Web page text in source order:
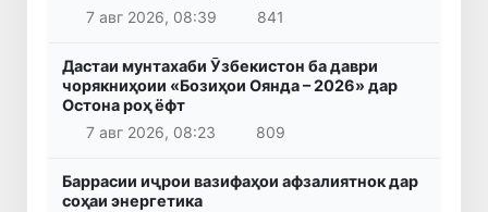
7 авг 2026, 08:39
841
Дастаи мунтахаби Ӯзбекистон ба даври
чорякниҳоии «Бозиҳои Оянда – 2026» дар
Остона роҳ ёфт
7 авг 2026, 08:23
809
Баррасии иҷрои вазифаҳои афзалиятнок дар
соҳаи энергетика